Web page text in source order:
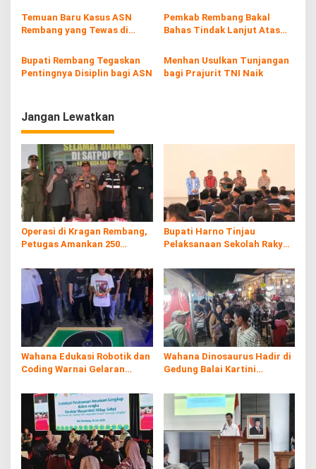
s
Temuan Baru Kasus ASN
Rembang yang Tewas di
Pasca Melahirkan
Pemkab Rembang Bakal
Bahas Tindak Lanjut Atas
PPPK
Bupati Rembang Tegaskan
Pentingnya Disiplin bagi ASN
Menhan Usulkan Tunjangan
bagi Prajurit TNI Naik
Jangan Lewatkan
Operasi di Kragan Rembang,
Petugas Amankan 250
Bupati Harno Tinjau
Pelaksanaan Sekolah Rakyat
Wahana Edukasi Robotik dan
Coding Warnai Gelaran
Wahana Dinosaurus Hadir di
Gedung Balai Kartini